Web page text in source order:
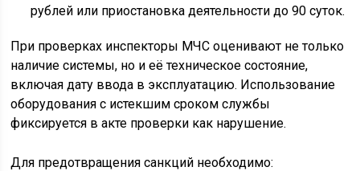
рублей или приостановка деятельности до 90 суток.
При проверках инспекторы МЧС оценивают не только
наличие системы, но и её техническое состояние,
включая дату ввода в эксплуатацию. Использование
оборудования с истекшим сроком службы
фиксируется в акте проверки как нарушение.
Для предотвращения санкций необходимо: